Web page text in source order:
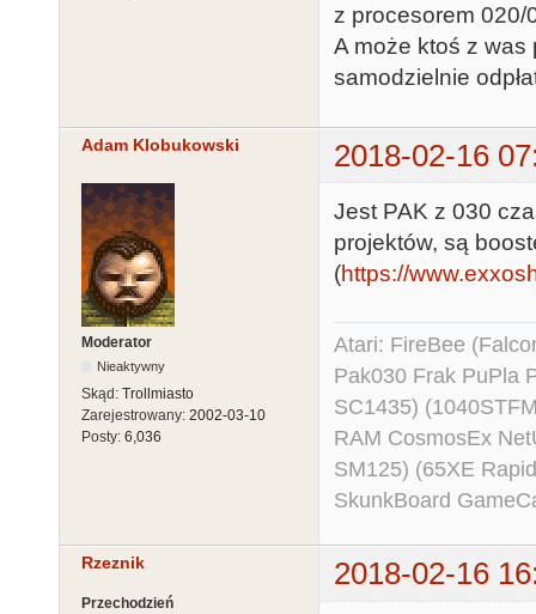
z procesorem 020/
A może ktoś z was
samodzielnie
Adam Klobukowski 2018-02-16
Moderator
Nieaktywny
Skąd: Trollmiasto
Zarejestrowany: 2002-03-10
Posty: 6,036
Jest PAK z 030
projektów, są
(https://
Atari: FireBee
Pak030 Frak PuPla
SC1435)
RAM CosmosEx
SM125) (65XE
SkunkBoard
Rzeznik 2018-02-16
Przechodzień